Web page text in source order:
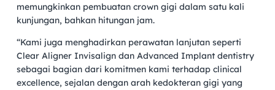
memungkinkan pembuatan crown gigi dalam satu kali
kunjungan, bahkan hitungan jam.
“Kami juga menghadirkan perawatan lanjutan seperti
Clear Aligner Invisalign dan Advanced Implant dentistry
sebagai bagian dari komitmen kami terhadap clinical
excellence, sejalan dengan arah kedokteran gigi yang